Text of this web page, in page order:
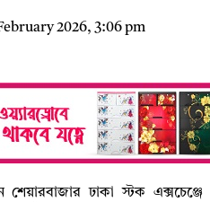
2026, 3:06 pm
শেয়ারবাজার ঢাকা স্টক এক্সচেঞ্জে